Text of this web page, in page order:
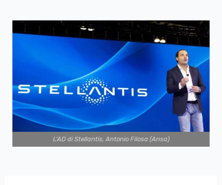
L'AD di Stellantis, Antonio Filosa (Ansa)